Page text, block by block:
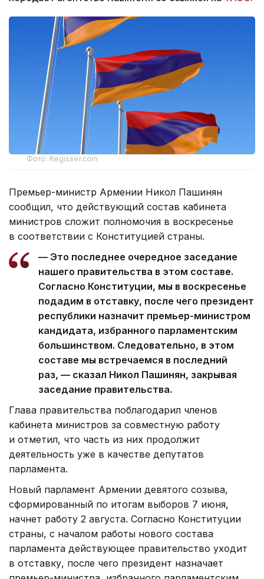
Фото: Regisser.com
Премьер-министр Армении Никол Пашинян
сообщил, что действующий состав кабинета
министров сложит полномочия в воскресенье
в соответствии с Конституцией страны.
— Это последнее очередное заседание
нашего правительства в этом составе.
Согласно Конституции, мы в воскресенье
подадим в отставку, после чего президент
республики назначит премьер-министром
кандидата, избранного парламентским
большинством. Следовательно, в этом
составе мы встречаемся в последний
раз, — сказал Никол Пашинян, закрывая
заседание правительства.
Глава правительства поблагодарил членов
кабинета министров за совместную работу
и отметил, что часть из них продолжит
деятельность уже в качестве депутатов
парламента.
Новый парламент Армении девятого созыва,
сформированный по итогам выборов 7 июня,
начнет работу 2 августа. Согласно Конституции
страны, с началом работы нового состава
парламента действующее правительство уходит
в отставку, после чего президент назначает